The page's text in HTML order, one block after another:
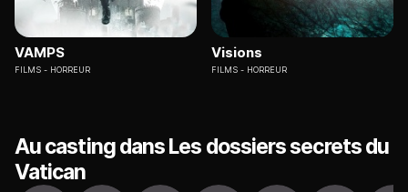
VAMPS
FILMS HORREUR
Visions
FILMS HORREUR
Au casting dans Les dossiers secrets du
Vatican